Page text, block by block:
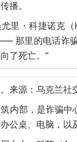
播。
里・科捷诺克
那里的电话诈骗
了死亡。”
。来源：乌克兰社
内部，是诈骗
公桌、电脑，以